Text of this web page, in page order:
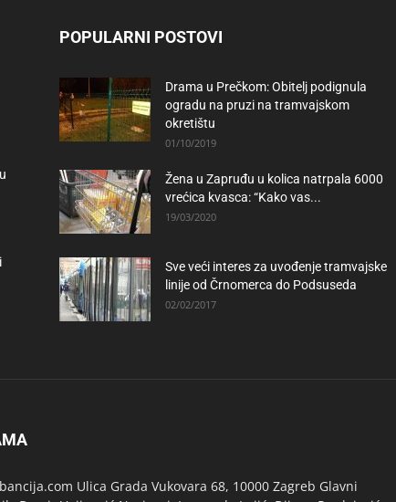
POPULARNI POSTOVI
Drama u Prečkom: Obitelj podignula
ogradu na pruzi na tramvajskom
okretištu
01/10/2019
Žena u Zapruđu u kolica natrpala 6000
vrećica kvasca: “Kako vas...
19/03/2020
Sve veći interes za uvođenje tramvajske
linije od Črnomerca do Podsuseda
02/02/2017
Ulica Grada Vukovara 68, 10000 Zagreb Glavni